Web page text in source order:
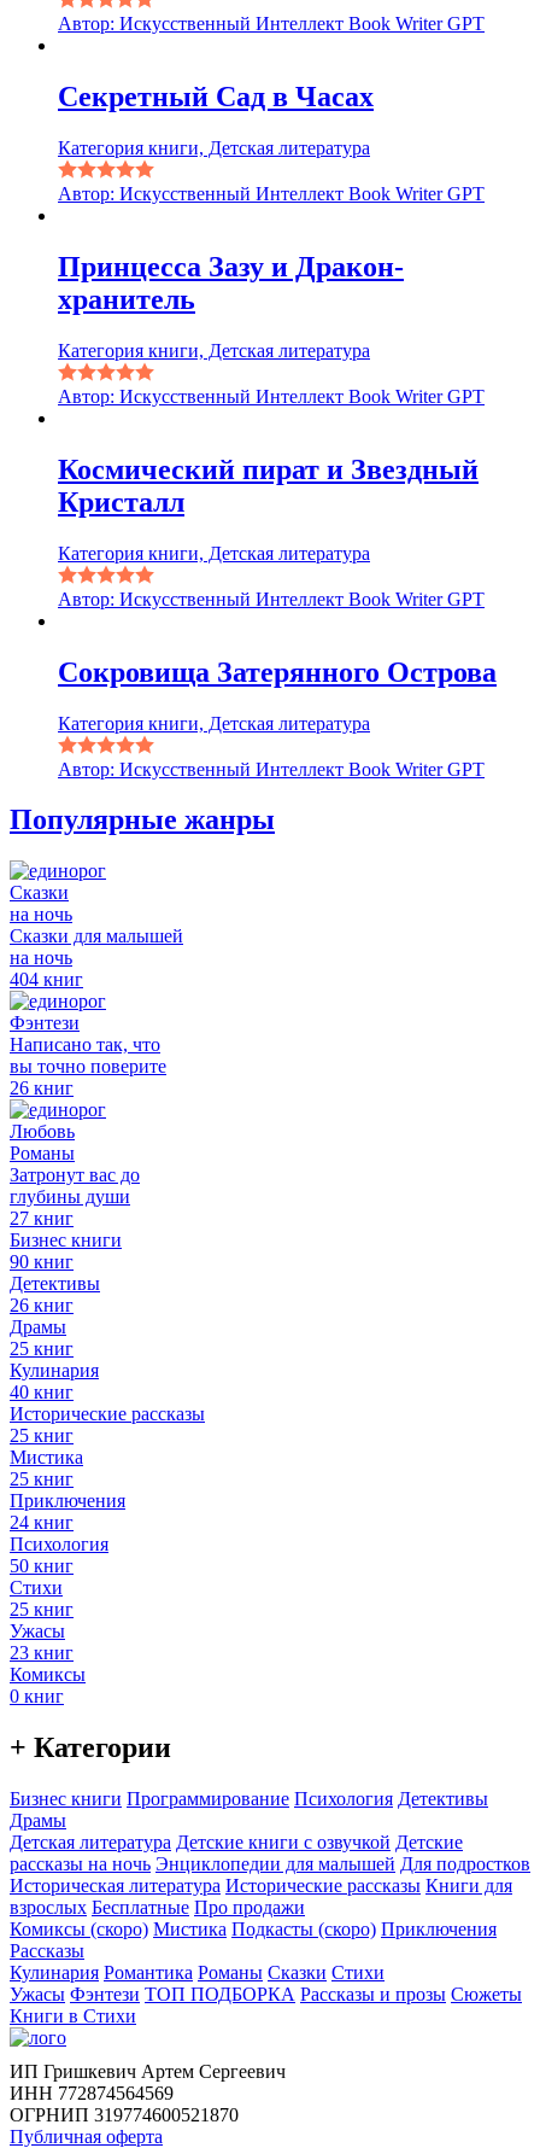
Автор: Искусственный Интеллект Book Writer GPT
Секретный Сад в Часах
Категория книги, Детская литература
Автор: Искусственный Интеллект Book Writer GPT
Принцесса Зазу и Дракон-
хранитель
Категория книги, Детская литература
Автор: Искусственный Интеллект Book Writer GPT
Космический пират и Звездный
Кристалл
Категория книги, Детская литература
Автор: Искусственный Интеллект Book Writer GPT
Сокровища Затерянного Острова
Категория книги, Детская литература
Автор: Искусственный Интеллект Book Writer GPT
Популярные жанры
Сказки
на ночь
Сказки для малышей
на ночь
404 книг
Фэнтези
Написано так, что
вы точно поверите
26 книг
Любовь
Романы
Затронут вас до
глубины души
27 книг
Бизнес книги
90 книг
Детективы
26 книг
Драмы
25 книг
Кулинария
40 книг
Исторические рассказы
25 книг
Мистика
25 книг
Приключения
24 книг
Психология
50 книг
Стихи
25 книг
Ужасы
23 книг
Комиксы
0 книг
+ Категории
Бизнес книги Программирование Психология Детективы
Драмы
Детская литература Детские книги с озвучкой Детские
рассказы на ночь Энциклопедии для малышей Для подростков
Историческая литература Исторические рассказы Книги для
взрослых Бесплатные Про продажи
Комиксы (скоро) Мистика Подкасты (скоро) Приключения
Рассказы
Кулинария Романтика Романы Сказки Стихи
Ужасы Фэнтези ТОП ПОДБОРКА Рассказы и прозы Сюжеты
Книги в Стихи
ИП Гришкевич Артем Сергеевич
ИНН 772874564569
ОГРНИП 319774600521870
Публичная оферта